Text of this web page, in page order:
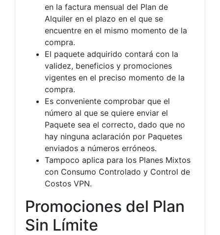
en la factura mensual del Plan de
Alquiler en el plazo en el que se
encuentre en el mismo momento de la
compra.
El paquete adquirido contará con la
validez, beneficios y promociones
vigentes en el preciso momento de la
compra.
Es conveniente comprobar que el
número al que se quiere enviar el
Paquete sea el correcto, dado que no
hay ninguna aclaración por Paquetes
enviados a números erróneos.
Tampoco aplica para los Planes Mixtos
con Consumo Controlado y Control de
Costos VPN.
Promociones del Plan
Sin Límite